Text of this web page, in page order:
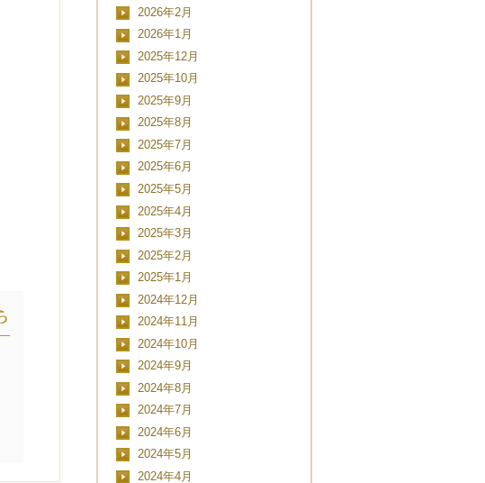
2026年2月
2026年1月
2025年12月
2025年10月
2025年9月
2025年8月
2025年7月
2025年6月
2025年5月
2025年4月
2025年3月
2025年2月
2025年1月
2024年12月
2024年11月
2024年10月
2024年9月
2024年8月
2024年7月
2024年6月
2024年5月
2024年4月